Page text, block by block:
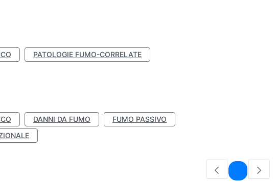
PATOLOGIE FUMO-CORRELATE
DANNI DA FUMO
FUMO PASSIVO
Pagina